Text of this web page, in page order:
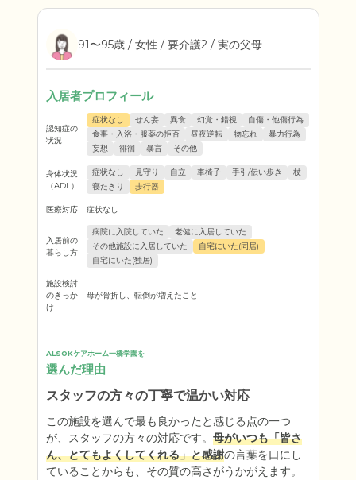
91〜95歳 / 女性 / 要介護2 / 実の父母
入居者プロフィール
認知症の
状況
症状なし せん妄 異食 幻覚・錯視
自傷・他傷行為
食事・入浴・服薬の拒否
昼夜逆転 物忘れ
暴力行為
妄想
徘徊 暴言 その他
身体状況
（ADL）
症状なし 見守り 自立 車椅子 手引/伝い歩き
杖
寝たきり
歩行器
医療対応 症状なし
入居前の
暮らし方
病院に入院していた
老健に入居していた
その他施設に入居していた
自宅にいた(同居)
自宅にいた(独居)
施設検討
のきっか
け
母が骨折し、転倒が増えたこと
ALSOKケアホーム一橋学園を
選んだ理由
スタッフの方々の丁寧で温かい対応
この施設を選んで最も良かったと感じる点の一つ
が、スタッフの方々の対応です。 母がいつも「皆さ
ん、とてもよくしてくれる」と感謝の言葉を口にし
ていることからも、その質の高さがうかがえます。